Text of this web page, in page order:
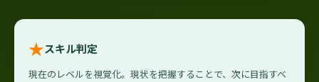
★スキル判定
現在のレベルを視覚化。現状を把握することで、次に目指すべ